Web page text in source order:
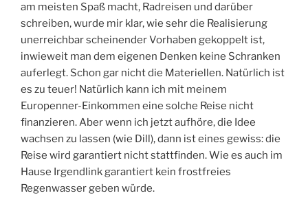
am meisten Spaß macht, Radreisen und darüber
schreiben, wurde mir klar, wie sehr die Realisierung
unerreichbar scheinender Vorhaben gekoppelt ist,
inwieweit man dem eigenen Denken keine Schranken
auferlegt. Schon gar nicht die Materiellen. Natürlich ist
es zu teuer! Natürlich kann ich mit meinem
Europenner-Einkommen eine solche Reise nicht
finanzieren. Aber wenn ich jetzt aufhöre, die Idee
wachsen zu lassen (wie Dill), dann ist eines gewiss: die
Reise wird garantiert nicht stattfinden. Wie es auch im
Hause Irgendlink garantiert kein frostfreies
Regenwasser geben würde.